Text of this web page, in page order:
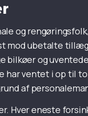
og
mod ubetalte
og
har ventet i op til
af
Hver eneste